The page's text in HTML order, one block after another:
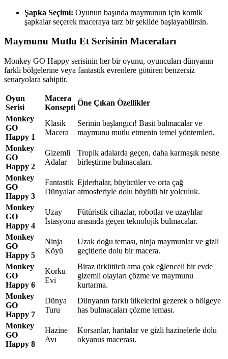
Şapka Seçimi: Oyunun başında maymunun için komik
şapkalar seçerek maceraya tarz bir şekilde başlayabilirsin.
Maymunu Mutlu Et Serisinin Maceraları
Monkey GO Happy serisinin her bir oyunu, oyuncuları dünyanın
farklı bölgelerine veya fantastik evrenlere götüren benzersiz
senaryolara sahiptir.
Oyun
Serisi
Macera
Konsepti
Öne Çıkan Özellikler
Monkey
GO
Happy 1
Klasik
Macera
Serinin başlangıcı! Basit bulmacalar ve
maymunu mutlu etmenin temel yöntemleri.
Monkey
GO
Happy 2
Gizemli
Adalar
Tropik adalarda geçen, daha karmaşık nesne
birleştirme bulmacaları.
Monkey
GO
Happy 3
Fantastik
Dünyalar
Ejderhalar, büyücüler ve orta çağ
atmosferiyle dolu büyülü bir yolculuk.
Monkey
GO
Happy 4
Uzay
İstasyonu
Fütüristik cihazlar, robotlar ve uzaylılar
arasında geçen teknolojik bulmacalar.
Monkey
GO
Happy 5
Ninja
Köyü
Uzak doğu teması, ninja maymunlar ve gizli
geçitlerle dolu bir macera.
Monkey
GO
Happy 6
Korku
Evi
Biraz ürkütücü ama çok eğlenceli bir evde
gizemli olayları çözme ve maymunu
kurtarma.
Monkey
GO
Happy 7
Dünya
Turu
Dünyanın farklı ülkelerini gezerek o bölgeye
has bulmacaları çözme teması.
Monkey
GO
Happy 8
Hazine
Avı
Korsanlar, haritalar ve gizli hazinelerle dolu
okyanus macerası.